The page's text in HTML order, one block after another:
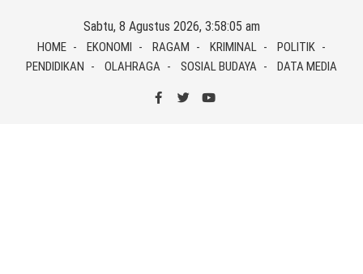
content
Sabtu, 8 Agustus 2026, 3:58:05 am
HOME EKONOMI RAGAM KRIMINAL
POLITIK
PENDIDIKAN
OLAHRAGA SOSIAL BUDAYA DATA MEDIA